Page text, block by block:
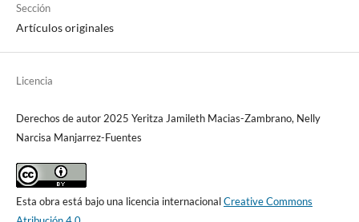
Sección
Artículos originales
Licencia
Derechos de autor 2025 Yeritza Jamileth Macias-Zambrano, Nelly
Narcisa Manjarrez-Fuentes
Esta obra está bajo una licencia internacionalCreative Commons